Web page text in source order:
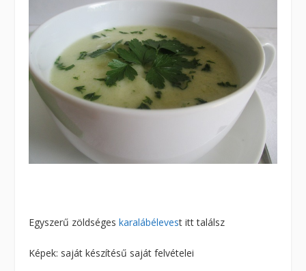
Egyszerű zöldségeskaralábélevest itt találsz
Képek: saját készítésű saját felvételei